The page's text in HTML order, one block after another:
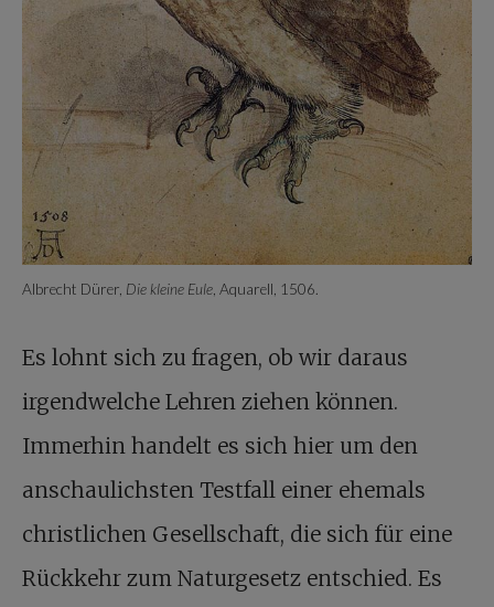
Albrecht Dürer, Die kleine Eule , Aquarell, 1506.
Es lohnt sich zu fragen, ob wir daraus
irgendwelche Lehren ziehen können.
Immerhin handelt es sich hier um den
anschaulichsten Testfall einer ehemals
christlichen Gesellschaft, die sich für eine
Rückkehr zum Naturgesetz entschied. Es